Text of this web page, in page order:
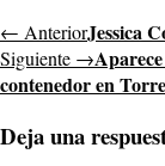
← AnteriorJessica
Siguiente →
contenedor en
Deja una